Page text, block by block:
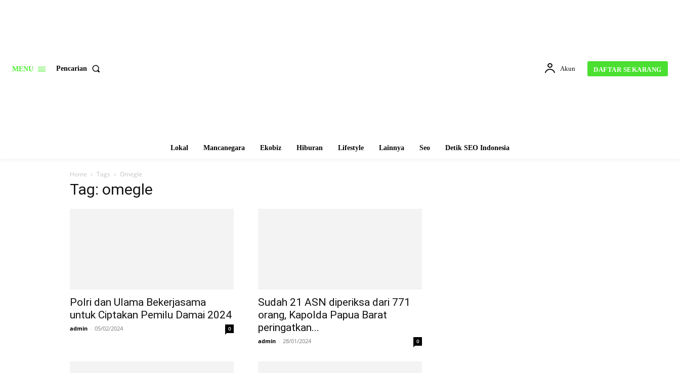
MENU Pencarian Akun DAFTAR SEKARANG
Lokal Mancanegara Ekobiz Hiburan Lifestyle Lainnya Seo Detik SEO Indonesia
Home Tags Omegle
Tag: omegle
Polri dan Ulama Bekerjasama
untuk Ciptakan Pemilu Damai 2024
admin - 05/02/2024 0
Sudah 21 ASN diperiksa dari 771
orang, Kapolda Papua Barat
peringatkan...
admin - 28/01/2024 0